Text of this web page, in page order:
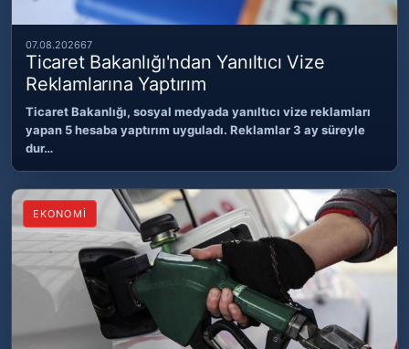
07.08.202667
Ticaret Bakanlığı'ndan Yanıltıcı Vize
Reklamlarına Yaptırım
Ticaret Bakanlığı, sosyal medyada yanıltıcı vize reklamları
yapan 5 hesaba yaptırım uyguladı. Reklamlar 3 ay süreyle
dur…
EKONOMİ